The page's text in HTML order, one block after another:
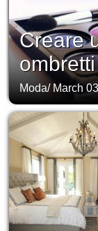
Creare
Moda/ March